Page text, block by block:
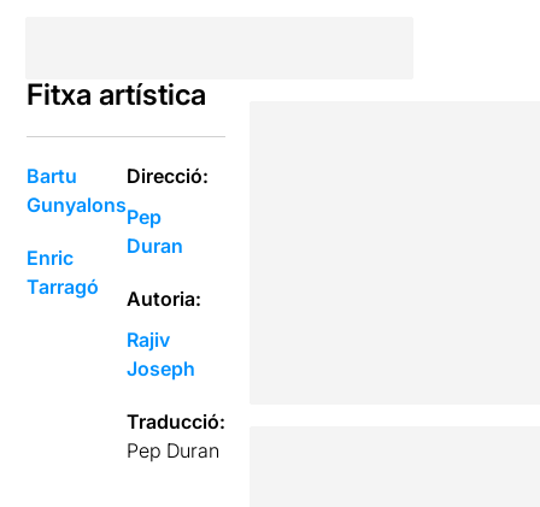
Fitxa artística
Bartu
Gunyalons
Enric
Tarragó
Direcció:
Pep
Duran
Autoria:
Rajiv
Joseph
Traducció:
Pep Duran